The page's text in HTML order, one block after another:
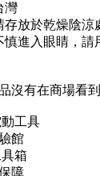
灣
存放於乾燥陰
慎進入眼睛，請
沒有在商場看
工具
館
箱
障